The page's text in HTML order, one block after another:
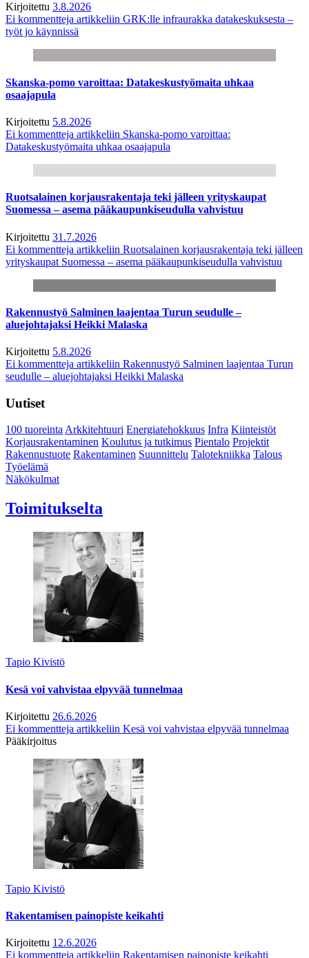
Kirjoitettu 3.8.2026
Ei kommentteja artikkeliin GRK:lle infraurakka datakeskuksesta –
työt jo käynnissä
Skanska-pomo varoittaa: Datakeskustyömaita uhkaa
osaajapula
Kirjoitettu 5.8.2026
Ei kommentteja artikkeliin Skanska-pomo varoittaa:
Datakeskustyömaita uhkaa osaajapula
Ruotsalainen korjausrakentaja teki jälleen yrityskaupat
Suomessa – asema pääkaupunkiseudulla vahvistuu
Kirjoitettu 31.7.2026
Ei kommentteja artikkeliin Ruotsalainen korjausrakentaja teki jälleen
yrityskaupat Suomessa – asema pääkaupunkiseudulla vahvistuu
Rakennustyö Salminen laajentaa Turun seudulle –
aluejohtajaksi Heikki Malaska
Kirjoitettu 5.8.2026
Ei kommentteja artikkeliin Rakennustyö Salminen laajentaa Turun
seudulle – aluejohtajaksi Heikki Malaska
Uutiset
100 tuoreintaArkkitehtuuri Energiatehokkuus Infra Kiinteistöt
Korjausrakentaminen Koulutus ja tutkimus Pientalo Projektit
Rakennustuote Rakentaminen Suunnittelu Talotekniikka Talous
Työelämä
Näkökulmat
Toimitukselta
Tapio Kivistö
Kesä voi vahvistaa elpyvää tunnelmaa
Kirjoitettu 26.6.2026
Ei kommentteja artikkeliin Kesä voi vahvistaa elpyvää tunnelmaa
Pääkirjoitus
Tapio Kivistö
Rakentamisen painopiste keikahti
Kirjoitettu 12.6.2026
Ei kommentteja artikkeliin Rakentamisen painopiste keikahti